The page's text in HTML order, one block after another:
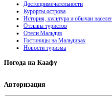
Достопримечательности
Курорты острова
История, культура и обычаи
Отзывы туристов
Отели Мальдив
Гостиницы на Мальдивах
Новости туризма
Погода на Каафу
Авторизация